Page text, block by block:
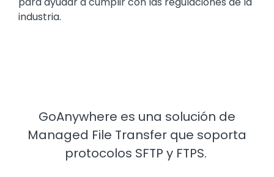
industria.
GoAnywhere es una solución de
Managed File Transfer que soporta
protocolos SFTP y FTPS.